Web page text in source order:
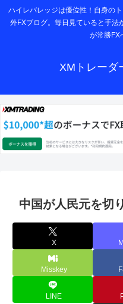
ハイレバレッジは優位性！自身の
外FXブログ。毎日見ていると手法
が常勝FX
XMトレーダ
中国が人民元を切
X
Misskey
LINE